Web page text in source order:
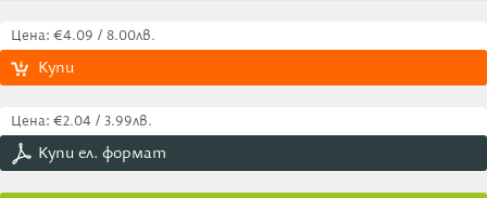
Цена: €4.09 / 8.00лв.
Купи
Цена: €2.04 / 3.99лв.
Купи ел. формат